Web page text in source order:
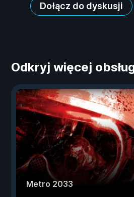
Dołącz do dyskusji
Odkryj więcej
Metro 2033